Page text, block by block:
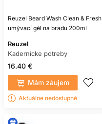
Reuzel Beard Wash Clean & Fresh
umývací gél na bradu 200ml
Reuzel
Kadernícke potreby
16.40 €
Mám záujem
Aktuálne nedostupné